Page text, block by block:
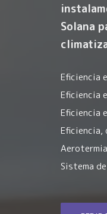
Solana
Eficiencia
Eficiencia
Eficiencia
Eficiencia,
Sistema